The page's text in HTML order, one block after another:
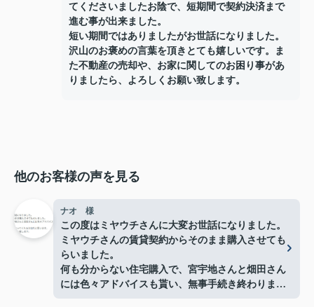
てくださいましたお陰で、短期間で契約決済まで
進む事が出来ました。
短い期間ではありましたがお世話になりました。
沢山のお褒めの言葉を頂きとても嬉しいです。ま
た不動産の売却や、お家に関してのお困り事があ
りましたら、よろしくお願い致します。
他のお客様の声を見る
ナオ 様
この度はミヤウチさんに大変お世話になりました。
ミヤウチさんの賃貸契約からそのまま購入させても
らいました。
何も分からない住宅購入で、宮宇地さんと畑田さん
には色々アドバイスも貰い、無事手続き終わりまし